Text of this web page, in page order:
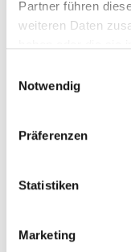
Partner führen
weiteren Daten
Notwendig
Präferenzen
Statistiken
MarketingMehr erfahren